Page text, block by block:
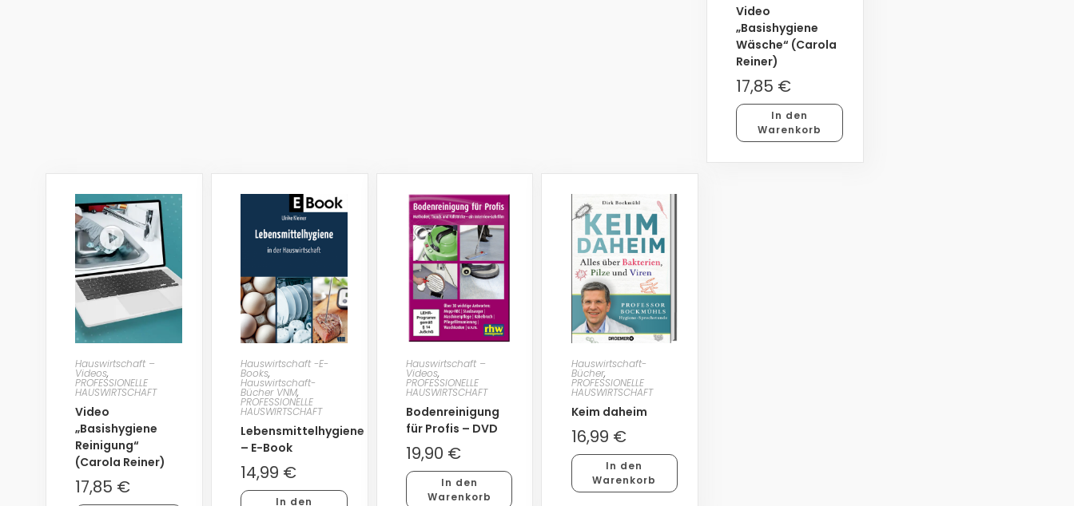
Video
„Basishygiene
Wäsche“ (Carola
Reiner)
17,85 €
In den
Warenkorb
Hauswirtschaft –
Videos,
PROFESSIONELLE
HAUSWIRTSCHAFT
Video
„Basishygiene
Reinigung“
(Carola Reiner)
17,85 €
Hauswirtschaft -E-
Books,
Hauswirtschaft-
Bücher VNM,
PROFESSIONELLE
HAUSWIRTSCHAFT
Lebensmittelhygiene
– E-Book
14,99 €
In den
Hauswirtschaft –
Videos,
PROFESSIONELLE
HAUSWIRTSCHAFT
Bodenreinigung
für Profis – DVD
19,90 €
In den
Warenkorb
Hauswirtschaft-
Bücher,
PROFESSIONELLE
HAUSWIRTSCHAFT
Keim daheim
16,99 €
In den
Warenkorb